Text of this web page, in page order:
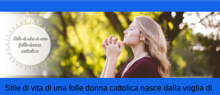
Stile di vita di una folle donna cattolica nasce dalla voglia di